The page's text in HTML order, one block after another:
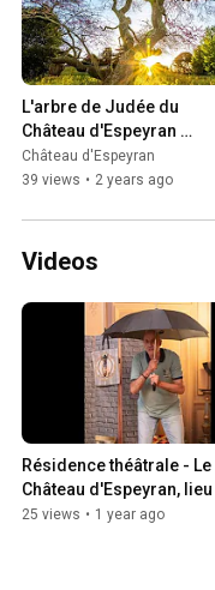
L'arbre de Judée du
Château d'Espeyran
candidat au concours de
l’Arbre de l’année 2023
Château d'Espeyran
39 views • 2 years ago
Videos
Résidence théâtrale - Le
Château d'Espeyran, lieu
d'accueil et de respect du
25 views • 1 year ago